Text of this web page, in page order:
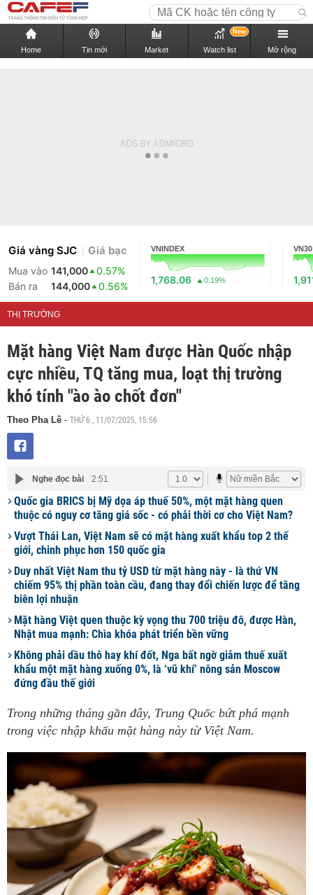
Home Tin mới Market Watch list
New
Mở rộng
Giá vàng SJC Giá bạc
Mua vào 141,000
0.57%
Bán ra
144,000 0.56%
VNINDEX
1,768.06 0.19%
VN30
THỊ TRƯỜNG
Mặt hàng Việt Nam được Hàn Quốc nhập
cực nhiều, TQ tăng mua, loạt thị trường
khó tính "ào ào chốt đơn"
Theo Pha Lê - THỨ 6 , 11/07/2025, 15:56
Nghe đọc bài 2:51
Quốc gia BRICS bị Mỹ dọa áp thuế 50%, một mặt hàng quen
thuộc có nguy cơ tăng giá sốc - có phải thời cơ cho Việt Nam?
Vượt Thái Lan, Việt Nam sẽ có mặt hàng xuất khẩu top 2 thế
giới, chinh phục hơn 150 quốc gia
Duy nhất Việt Nam thu tỷ USD từ mặt hàng này - là thứ VN
chiếm 95% thị phần toàn cầu, đang thay đổi chiến lược để tăng
biên lợi nhuận
Mặt hàng Việt quen thuộc kỳ vọng thu 700 triệu đô, được Hàn,
Nhật mua mạnh: Chìa khóa phát triển bền vững
Không phải dầu thô hay khí đốt, Nga bất ngờ giảm thuế xuất
khẩu một mặt hàng xuống 0%, là ‘vũ khí’ nông sản Moscow
đứng đầu thế giới
Trong những tháng gần đây, Trung Quốc bứt phá mạnh
trong việc nhập khẩu mặt hàng này từ Việt Nam.